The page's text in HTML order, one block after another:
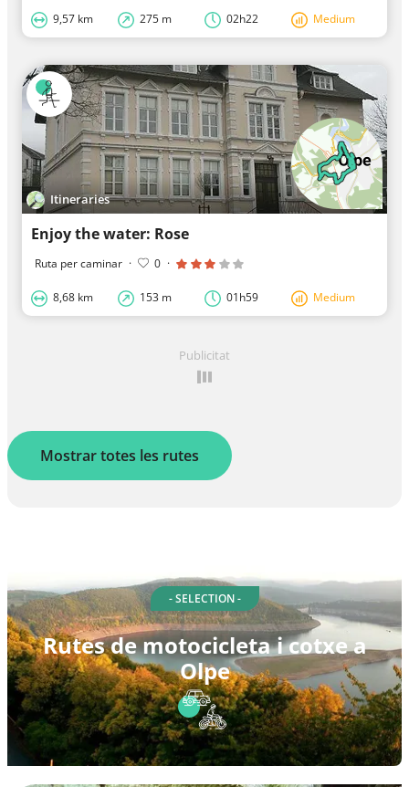
9,57 km 275 m 02h22 Medium
Itineraries
Enjoy the water: Rose
Ruta per caminar · 0 ·
8,68 km 153 m 01h59 Medium
Publicitat
Mostrar totes les rutes
- SELECTION -
Rutes de motocicleta i cotxe a
Olpe